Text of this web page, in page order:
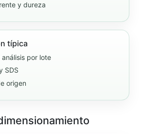
y dureza
típica
por lote
SDS
origen